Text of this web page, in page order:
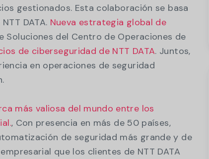
gestionados. Esta colaboración se basa
DATA. Nueva estrategia global de
Soluciones del Centro de Operaciones de
de ciberseguridad de NTT DATA. Juntos,
en operaciones de seguridad
más valiosa del mundo entre los
, Con presencia en más de 50 países,
de seguridad más grande y de
que los clientes de NTT DATA